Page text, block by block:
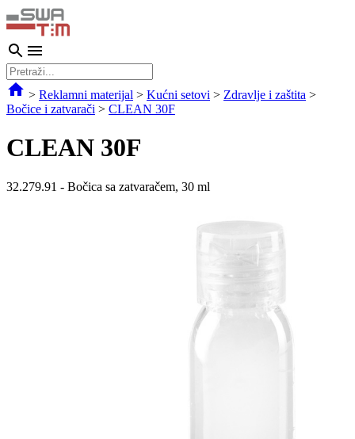
> Reklamni materijal > Kućni setovi > Zdravlje i zaštita >
Bočice i zatvarači > CLEAN 30F
CLEAN 30F
32.279.91 - Bočica sa zatvaračem, 30 ml